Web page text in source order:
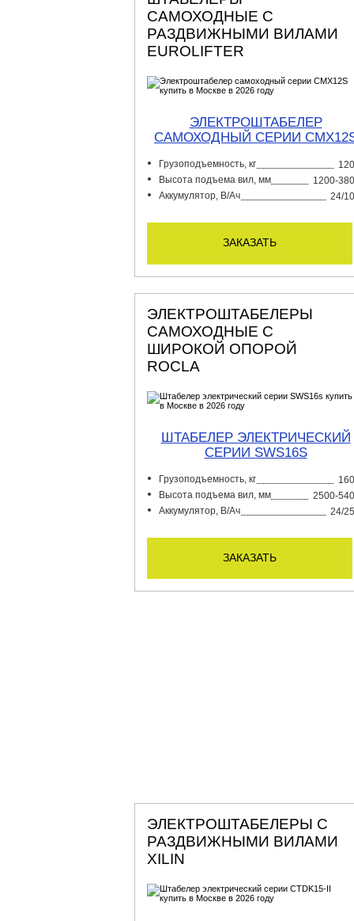
САМОХОДНЫЕ С
РАЗДВИЖНЫМИ ВИЛАМИ
EUROLIFTER
ЭЛЕКТРОШТАБЕЛЕР
CАМОХОДНЫЙ СЕРИИ
Грузоподъемность, кг
Высота подъема вил, мм
1200-
Аккумулятор, В/Ач
24/
заказать
ЭЛЕКТРОШТАБЕЛЕРЫ
САМОХОДНЫЕ С
ШИРОКОЙ ОПОРОЙ
ROCLA
ШТАБЕЛЕР ЭЛЕКТРИЧЕСКИЙ
СЕРИИ SWS16S
Грузоподъемность, кг
Высота подъема вил, мм
2500-
Аккумулятор, В/Ач
24/
заказать
ЭЛЕКТРОШТАБЕЛЕРЫ С
РАЗДВИЖНЫМИ ВИЛАМИ
XILIN